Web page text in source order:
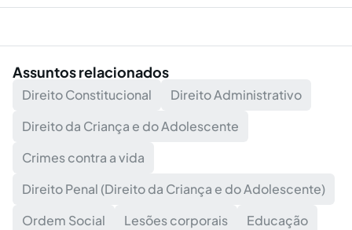
Assuntos relacionados
Direito Constitucional
Direito Administrativo
Direito da Criança e do Adolescente
Crimes contra a vida
Direito Penal (Direito da Criança e do Adolescente)
Ordem Social
Lesões corporais
Educação